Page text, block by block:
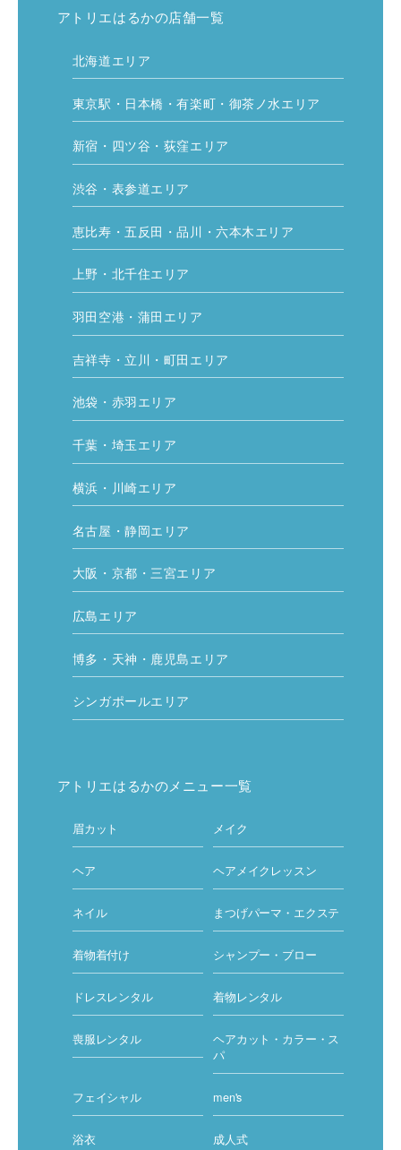
アトリエはるかの店舗一覧
北海道エリア
東京駅・日本橋・有楽町・御茶ノ水エリア
新宿・四ツ谷・荻窪エリア
渋谷・表参道エリア
恵比寿・五反田・品川・六本木エリア
上野・北千住エリア
羽田空港・蒲田エリア
吉祥寺・立川・町田エリア
池袋・赤羽エリア
千葉・埼玉エリア
横浜・川崎エリア
名古屋・静岡エリア
大阪・京都・三宮エリア
広島エリア
博多・天神・鹿児島エリア
シンガポールエリア
アトリエはるかのメニュー一覧
眉カット メイク
ヘア ヘアメイクレッスン
ネイル まつげパーマ・エクステ
着物着付け シャンプー・ブロー
ドレスレンタル 着物レンタル
喪服レンタル
ヘアカット・カラー・ス
パ
フェイシャル men's
浴衣 成人式